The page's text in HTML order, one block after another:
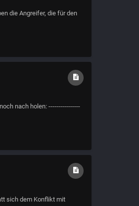
die Angreifer, die für den
nach holen: ----------------
sich dem Konflikt mit